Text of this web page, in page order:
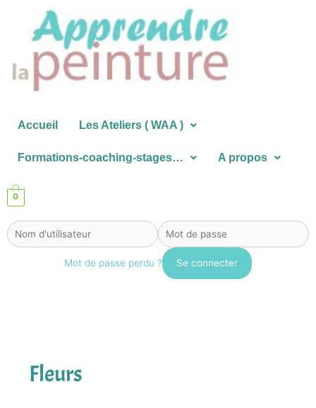
contenu
Accueil Les Ateliers ( WAA )
Formations-coaching-stages… A propos
0
Mot de passe perdu ?
Fleurs